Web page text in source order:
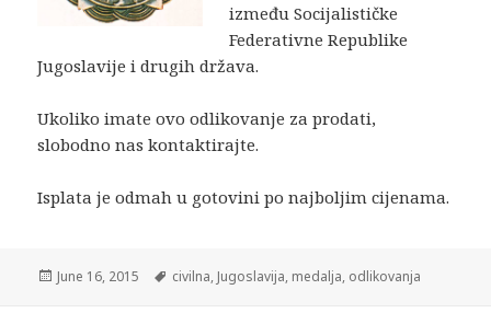
između Socijalističke
Federativne Repu­blike
Jugoslavije i drugih država.
Ukoliko imate ovo odlikovanje za prodati,
slobodno nas kontaktirajte.
Isplata je odmah u gotovini po najboljim cijenama.
Posted
June 16, 2015 Tags
civilna, Jugoslavija, medalja, odlikovanja